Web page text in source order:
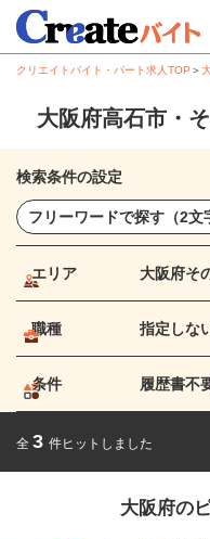
クリエイトバイト・パート求人TOP ＞
大阪府高石市・
検索条件の設定
エリア 大阪府そ
職種 指定しな
条件 履歴書不
全 3 件ヒットしました
大阪府の